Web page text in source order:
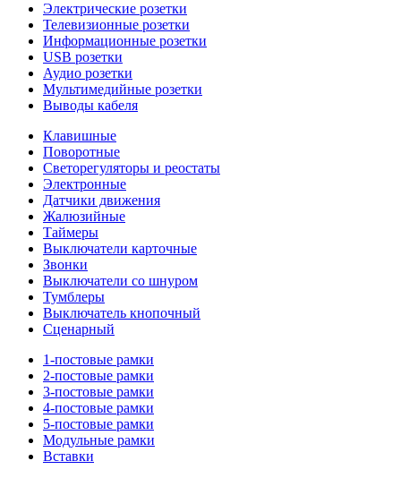
Электрические розетки
Телевизионные розетки
Информационные розетки
USB розетки
Аудио розетки
Мультимедийные розетки
Выводы кабеля
Клавишные
Поворотные
Светорегуляторы и реостаты
Электронные
Датчики движения
Жалюзийные
Таймеры
Выключатели карточные
Звонки
Выключатели со шнуром
Тумблеры
Выключатель кнопочный
Сценарный
1-постовые рамки
2-постовые рамки
3-постовые рамки
4-постовые рамки
5-постовые рамки
Модульные рамки
Вставки